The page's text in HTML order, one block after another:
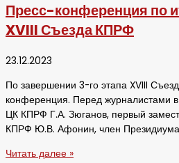
Пресс-конференция по
XVIII Съезда КПРФ
23.12.2023
По завершении 3-го этапа XVIII
конференция. Перед журналистами
ЦК КПРФ Г.А. Зюганов, первый
КПРФ Ю.В. Афонин, член Президиума
Читать далее »